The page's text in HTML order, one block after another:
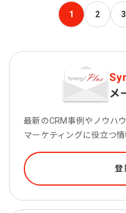
1 2 3
メ
最新のCRM事例やノウハ
マーケティングに役立つ情
登